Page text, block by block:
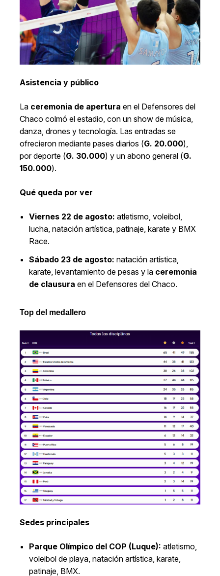
Asistencia y público
La ceremonia de apertura en el Defensores del
Chaco colmó el estadio, con un show de música,
danza, drones y tecnología. Las entradas se
ofrecieron mediante pases diarios (G. 20.000),
por deporte (G. 30.000) y un abono general (G.
150.000).
Qué queda por ver
Viernes 22 de agosto: atletismo, voleibol,
lucha, natación artística, patinaje, karate y BMX
Race.
Sábado 23 de agosto: natación artística,
karate, levantamiento de pesas y la ceremonia
de clausura en el Defensores del Chaco.
Top del medallero
Sedes principales
Parque Olímpico del COP (Luque): atletismo,
voleibol de playa, natación artística, karate,
patinaje, BMX.